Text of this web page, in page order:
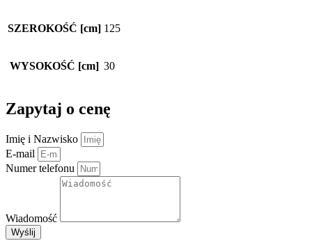
SZEROKOŚĆ [cm] 125
WYSOKOŚĆ [cm] 30
Zapytaj o cenę
Imię i Nazwisko
E-mail
Numer telefonu
Wiadomość
Wyślij